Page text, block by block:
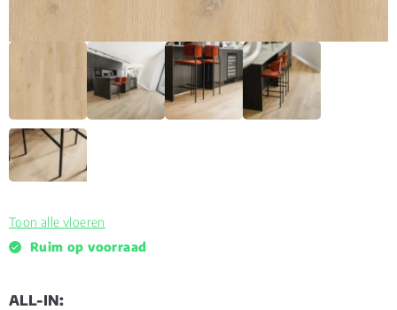
Toon alle vloeren
Ruim op voorraad
ALL-IN: